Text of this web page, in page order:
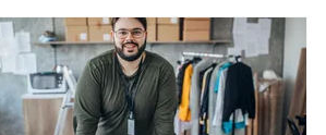
Indicadores de Startups Cotidiano